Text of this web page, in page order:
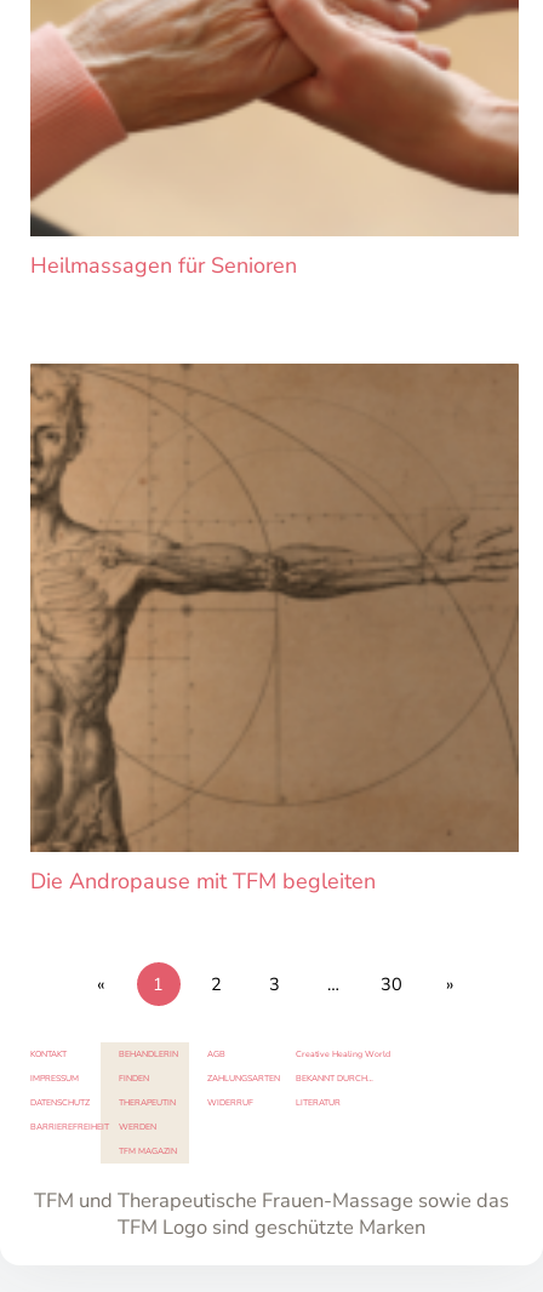
Heilmassagen für Senioren
Die Andropause mit TFM begleiten
« 1 2 3 … 30 »
KONTAKT
IMPRESSUM
DATENSCHUTZ
BARRIEREFREIHEIT
BEHANDLERIN
FINDEN
THERAPEUTIN
WERDEN
TFM MAGAZIN
Creative Healing World
BEKANNT DURCH…
LITERATUR
AGB
ZAHLUNGSARTEN
WIDERRUF
TFM und Therapeutische Frauen-Massage sowie das
TFM Logo sind geschützte Marken